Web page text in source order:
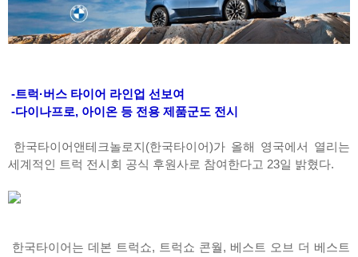
-트럭·버스 타이어 라인업 선보여
-다이나프로, 아이온 등 전용 제품군도 전시
한국타이어앤테크놀로지(한국타이어)가 올해 영국에서 열리는
세계적인 트럭 전시회 공식 후원사로 참여한다고 23일 밝혔다.
한국타이어는 데본 트럭쇼, 트럭쇼 콘월, 베스트 오브 더 베스트